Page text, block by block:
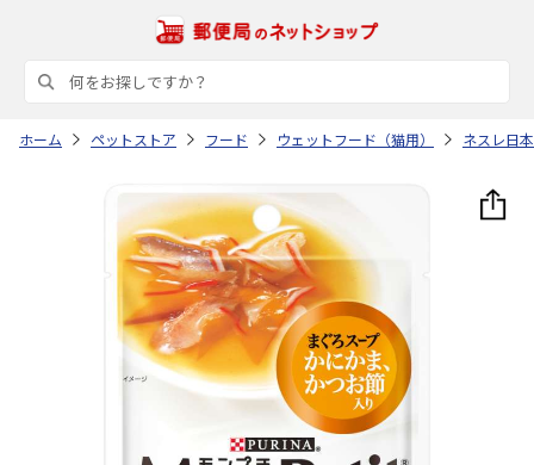
ホーム ペットストア フード ウェットフード（猫用） ネスレ日